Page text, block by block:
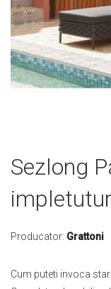
Sezlong
Producator: Grattoni
Cum puteti invoca
Skip
to
beginning
the